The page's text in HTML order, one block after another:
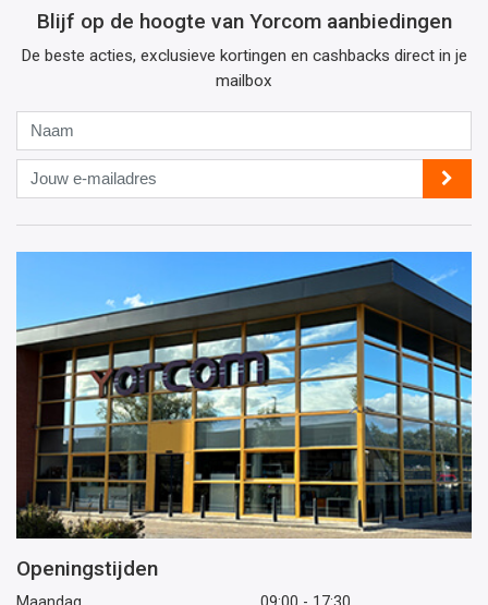
Blijf op de hoogte van Yorcom aanbiedingen
De beste acties, exclusieve kortingen en cashbacks direct in je
mailbox
Jouw
e-
mailadres
Openingstijden